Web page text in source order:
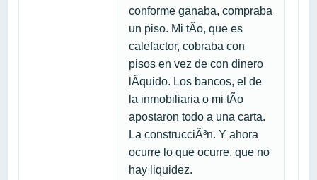
conforme ganaba, compraba
un piso. Mi tÃ­o, que es
calefactor, cobraba con
pisos en vez de con dinero
lÃ­quido. Los bancos, el de
la inmobiliaria o mi tÃ­o
apostaron todo a una carta.
La construcciÃ³n. Y ahora
ocurre lo que ocurre, que no
hay liquidez.